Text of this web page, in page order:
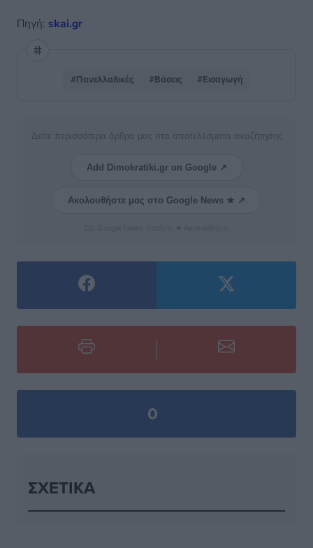
Πηγή: skai.gr
#Πανελλαδικές #Βάσεις #Εισαγωγή
Δείτε περισσότερα άρθρα μας στα αποτελέσματα αναζήτησης
Add Dimokratiki.gr on Google ↗
Ακολουθήστε μας στο Google News ★ ↗
0
ΣΧΕΤΙΚΆ